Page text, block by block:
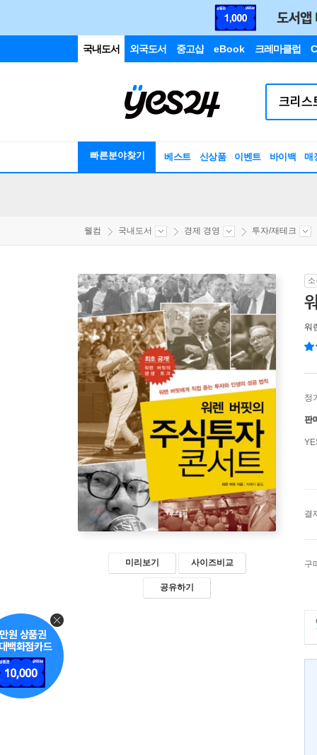
국내도서 외국도서 중고샵 eBook 크레마클럽
빠른분야찾기 베스트 신상품 이벤트 바이백 매
웰컴 국내도서 경제 경영 투자/재테크
미리보기 사이즈비교
공유하기
워
정
판
결
구